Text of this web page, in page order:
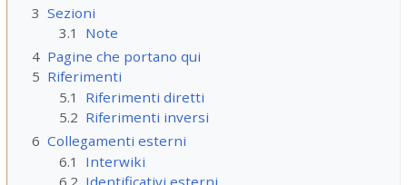
3 Sezioni
3.1
Note
4 Pagine che portano qui
5 Riferimenti
5.1
Riferimenti diretti
5.2 Riferimenti inversi
6 Collegamenti esterni
6.1
Interwiki